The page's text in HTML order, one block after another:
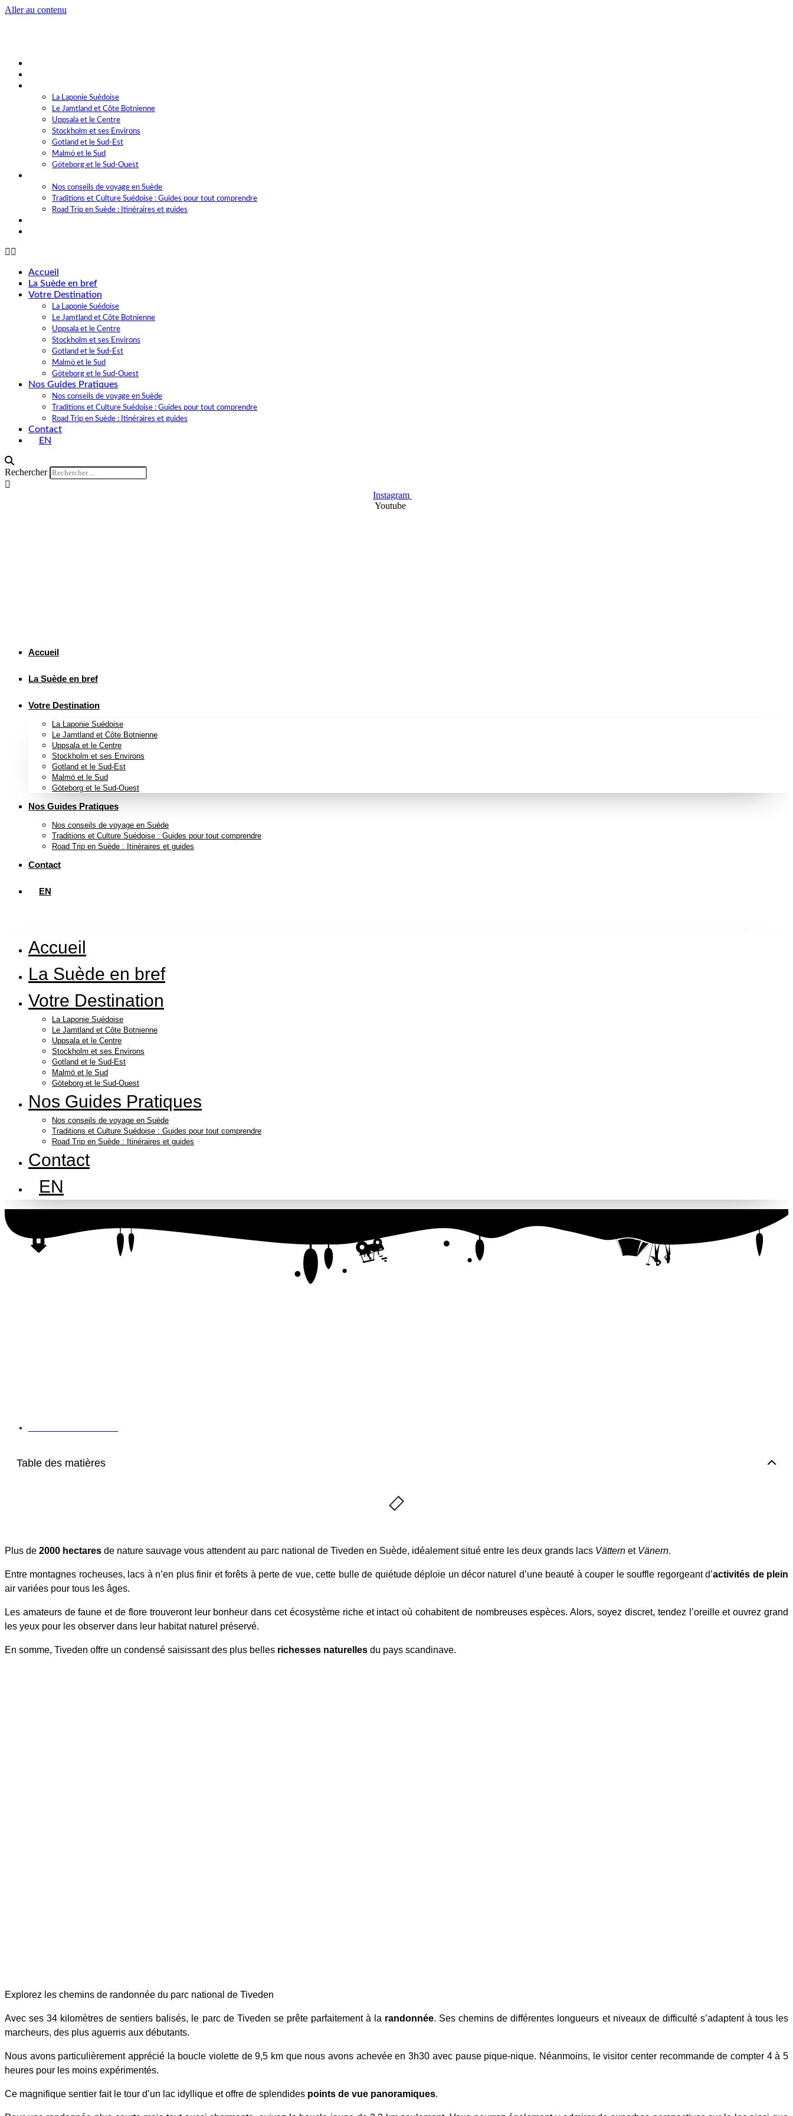
Aller au contenu
La Laponie Suédoise
Le Jamtland et Côte Botnienne
Uppsala et le Centre
Stockholm et ses Environs
Gotland et le Sud-Est
Malmö et le Sud
Göteborg et le Sud-Ouest
Nos conseils de voyage en Suède
Traditions et Culture Suédoise : Guides pour tout comprendre
Road Trip en Suède : Itinéraires et guides
Accueil
La Suède en bref
Votre Destination
La Laponie Suédoise
Le Jamtland et Côte Botnienne
Uppsala et le Centre
Stockholm et ses Environs
Gotland et le Sud-Est
Malmö et le Sud
Göteborg et le Sud-Ouest
Nos Guides Pratiques
Nos conseils de voyage en Suède
Traditions et Culture Suédoise : Guides pour tout comprendre
Road Trip en Suède : Itinéraires et guides
Contact
EN
Rechercher
Instagram
Youtube
Accueil
La Suède en bref
Votre Destination
La Laponie Suédoise
Le Jamtland et Côte Botnienne
Uppsala et le Centre
Stockholm et ses Environs
Gotland et le Sud-Est
Malmö et le Sud
Göteborg et le Sud-Ouest
Nos Guides Pratiques
Nos conseils de voyage en Suède
Traditions et Culture Suédoise : Guides pour tout comprendre
Road Trip en Suède : Itinéraires et guides
Contact
EN
Accueil
La Suède en bref
Votre Destination
La Laponie Suédoise
Le Jamtland et Côte Botnienne
Uppsala et le Centre
Stockholm et ses Environs
Gotland et le Sud-Est
Malmö et le Sud
Göteborg et le Sud-Ouest
Nos Guides Pratiques
Nos conseils de voyage en Suède
Traditions et Culture Suédoise : Guides pour tout comprendre
Road Trip en Suède : Itinéraires et guides
Contact
EN
Table des matières
Plus de 2000 hectares de nature sauvage vous attendent au parc national de Tiveden en Suède, idéalement situé entre les deux grands lacs Vättern et Vänern.
Entre montagnes rocheuses, lacs à n’en plus finir et forêts à perte de vue, cette bulle de quiétude déploie un décor naturel d’une beauté à couper le souffle regorgeant d’activités de plein
air variées pour tous les âges.
Les amateurs de faune et de flore trouveront leur bonheur dans cet écosystème riche et intact où cohabitent de nombreuses espèces. Alors, soyez discret, tendez l’oreille et ouvrez grand
les yeux pour les observer dans leur habitat naturel préservé.
En somme, Tiveden offre un condensé saisissant des plus belles richesses naturelles du pays scandinave.
Explorez les chemins de randonnée du parc national de Tiveden
Avec ses 34 kilomètres de sentiers balisés, le parc de Tiveden se prête parfaitement à la randonnée. Ses chemins de différentes longueurs et niveaux de difficulté s’adaptent à tous les
marcheurs, des plus aguerris aux débutants.
Nous avons particulièrement apprécié la boucle violette de 9,5 km que nous avons achevée en 3h30 avec pause pique-nique. Néanmoins, le visitor center recommande de compter 4 à 5
heures pour les moins expérimentés.
Ce magnifique sentier fait le tour d’un lac idyllique et offre de splendides points de vue panoramiques.